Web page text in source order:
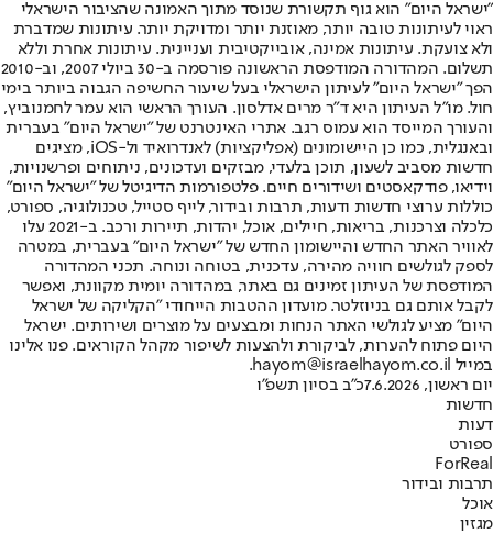
"ישראל היום" הוא גוף תקשורת שנוסד מתוך האמונה שהציבור הישראלי
ראוי לעיתונות טובה יותר, מאוזנת יותר ומדויקת יותר. עיתונות שמדברת
ולא צועקת. עיתונות אמינה, אובייקטיבית ועניינית. עיתונות אחרת וללא
תשלום. המהדורה המודפסת הראשונה פורסמה ב-30 ביולי 2007, וב-2010
הפך "ישראל היום" לעיתון הישראלי בעל שיעור החשיפה הגבוה ביותר בימי
חול. מו"ל העיתון היא ד"ר מרים אדלסון. העורך הראשי הוא עמר לחמנוביץ,
והעורך המייסד הוא עמוס רגב. אתרי האינטרנט של "ישראל היום" בעברית
ובאנגלית, כמו כן היישומונים (אפליקציות) לאנדרואיד ול-iOS, מציגים
חדשות מסביב לשעון, תוכן בלעדי, מבזקים ועדכונים, ניתוחים ופרשנויות,
וידיאו, פודקאסטים ושידורים חיים. פלטפורמות הדיגיטל של "ישראל היום"
כוללות ערוצי חדשות ודעות, תרבות ובידור, לייף סטייל, טכנולוגיה, ספורט,
כלכלה וצרכנות, בריאות, חיילים, אוכל, יהדות, תיירות ורכב. ב-2021 עלו
לאוויר האתר החדש והיישומון החדש של "ישראל היום" בעברית, במטרה
לספק לגולשים חוויה מהירה, עדכנית, בטוחה ונוחה. תכני המהדורה
המודפסת של העיתון זמינים גם באתר, במהדורה יומית מקוונת, ואפשר
לקבל אותם גם בניוזלטר. מועדון ההטבות הייחודי "הקליקה של ישראל
היום" מציע לגולשי האתר הנחות ומבצעים על מוצרים ושירותים. ישראל
היום פתוח להערות, לביקורת ולהצעות לשיפור מקהל הקוראים. פנו אלינו
במייל hayom@israelhayom.co.il.
יום ראשון, 7.6.2026
כ"ב בסיון תשפ"ו
חדשות
דעות
ספורט
ForReal
תרבות ובידור
אוכל
מגזין